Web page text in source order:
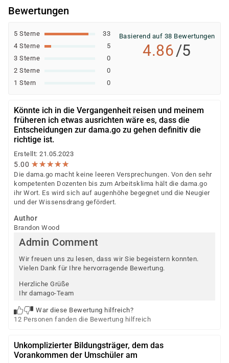
individuellen Prüfung Ihrer persönlichen
Voraussetzungen und Förderfähigkeit.
Bewertungen
5 Sterne
33
4 Sterne
5
3 Sterne
0
2 Sterne
0
1 Stern
0
Basierend auf 38 Bewertungen
4.86/5
Könnte ich in die Vergangenheit reisen und meinem
früheren ich etwas ausrichten wäre es, dass die
Entscheidungen zur dama.go zu gehen definitiv die
richtige ist.
Erstellt: 21.05.2023
5.00 ★★★★★
★★★★★
Die dama.go macht keine leeren Versprechungen. Von den sehr
kompetenten Dozenten bis zum Arbeitsklima hält die dama.go
ihr Wort. Es wird sich auf augenhöhe begegnet und die Neugier
und der Wissensdrang gefördert.
Author
Brandon Wood
Admin Comment
Wir freuen uns zu lesen, dass wir Sie begeistern konnten.
Vielen Dank für Ihre hervorragende Bewertung.
Herzliche Grüße
Ihr damago-Team
War diese Bewertung hilfreich?
12 Personen fanden die Bewertung hilfreich
Unkomplizierter Bildungsträger, dem das
Vorankommen der Umschüler am